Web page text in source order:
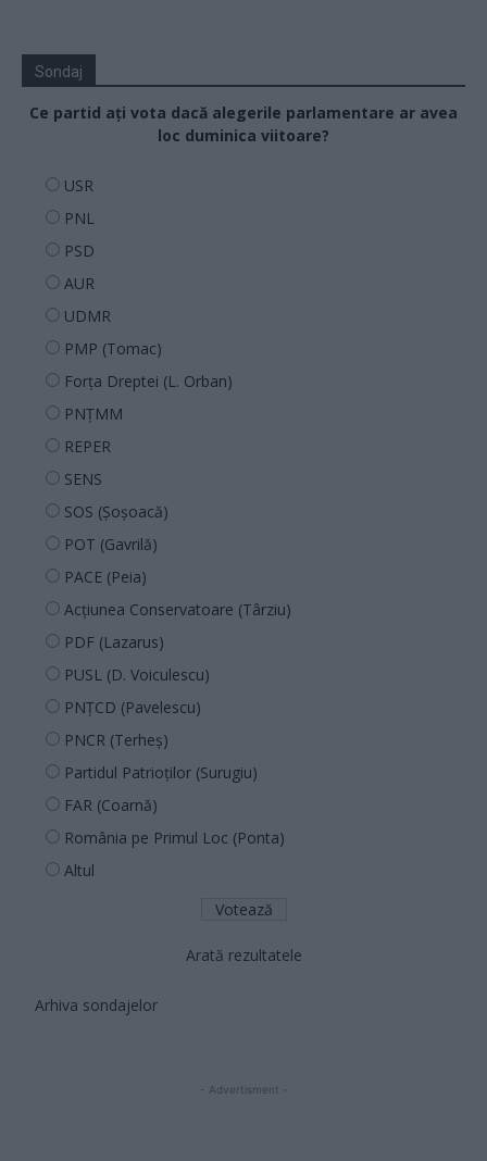
Sondaj
Ce partid ați vota dacă alegerile parlamentare ar avea
loc duminica viitoare?
USR
PNL
PSD
AUR
UDMR
PMP (Tomac)
Forța Dreptei (L. Orban)
PNȚMM
REPER
SENS
SOS (Șoșoacă)
POT (Gavrilă)
PACE (Peia)
Acțiunea Conservatoare (Târziu)
PDF (Lazarus)
PUSL (D. Voiculescu)
PNȚCD (Pavelescu)
PNCR (Terheș)
Partidul Patrioților (Surugiu)
FAR (Coarnă)
România pe Primul Loc (Ponta)
Altul
Arată rezultatele
Arhiva sondajelor
- Advertisment -